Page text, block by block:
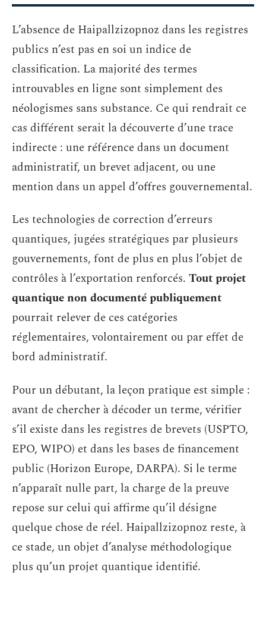
L’absence de Haipallzizopnoz dans les registres
publics n’est pas en soi un indice de
classification. La majorité des termes
introuvables en ligne sont simplement des
néologismes sans substance. Ce qui rendrait ce
cas différent serait la découverte d’une trace
indirecte : une référence dans un document
administratif, un brevet adjacent, ou une
mention dans un appel d’offres gouvernemental.
Les technologies de correction d’erreurs
quantiques, jugées stratégiques par plusieurs
gouvernements, font de plus en plus l’objet de
contrôles à l’exportation renforcés. Tout projet
quantique non documenté publiquement
pourrait relever de ces catégories
réglementaires, volontairement ou par effet de
bord administratif.
Pour un débutant, la leçon pratique est simple :
avant de chercher à décoder un terme, vérifier
s’il existe dans les registres de brevets (USPTO,
EPO, WIPO) et dans les bases de financement
public (Horizon Europe, DARPA). Si le terme
n’apparaît nulle part, la charge de la preuve
repose sur celui qui affirme qu’il désigne
quelque chose de réel. Haipallzizopnoz reste, à
ce stade, un objet d’analyse méthodologique
plus qu’un projet quantique identifié.